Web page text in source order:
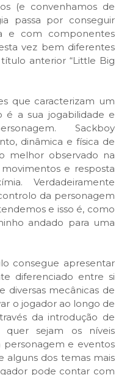
(e convenhamos de
passa por conseguir
e com componentes
vez bem diferentes
anterior “Little Big
que caracterizam um
a sua jogabilidade e
Sackboy
dinâmica e física de
melhor observado na
e resposta
Verdadeiramente
da personagem
e isso é, como
andado para uma
consegue apresentar
diferenciado entre si
diversas mecânicas de
o jogador ao longo de
da introdução de
quer sejam os níveis
personagem e eventos
alguns dos temas mais
pode contar com